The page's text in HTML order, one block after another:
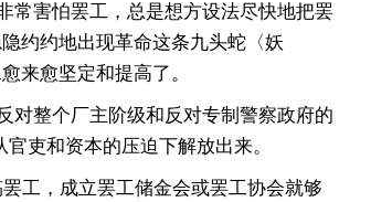
常害怕罢工，总是想方设法尽快地把罢
约约地出现革命这条九头蛇〈妖
来愈坚定和提高了。
整个厂主阶级和反对专制警察政府的
吏和资本的压迫下解放出来。
工，成立罢工储金会或罢工协会就够